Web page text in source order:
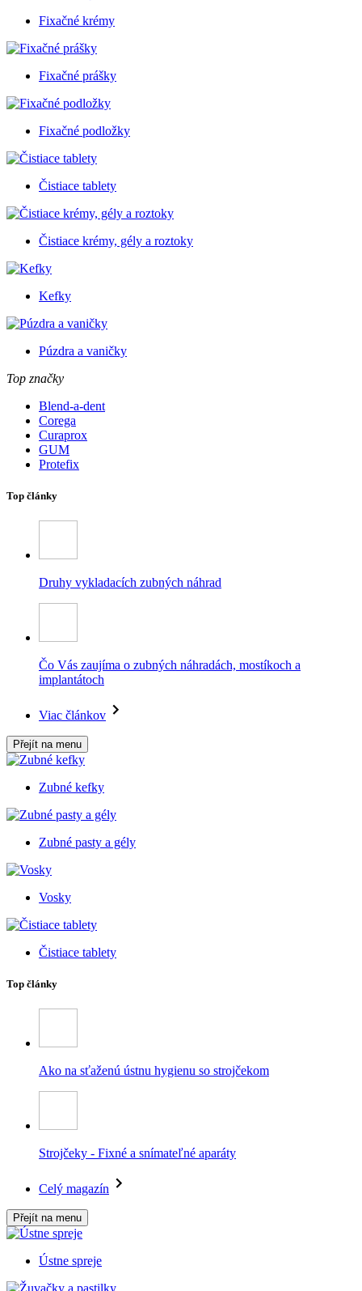
Fixačné krémy
Fixačné prášky
Fixačné podložky
Čistiace tablety
Čistiace krémy, gély a roztoky
Kefky
Púzdra a vaničky
Top značky
Blend-a-dent
Corega
Curaprox
GUM
Protefix
Top články
Druhy vykladacích zubných náhrad
Čo Vás zaujíma o zubných náhradách, mostíkoch a
implantátoch
Viac článkov
Přejít na menu
Zubné kefky
Zubné pasty a gély
Vosky
Čistiace tablety
Top články
Ako na sťaženú ústnu hygienu so strojčekom
Strojčeky - Fixné a snímateľné aparáty
Celý magazín
Přejít na menu
Ústne spreje